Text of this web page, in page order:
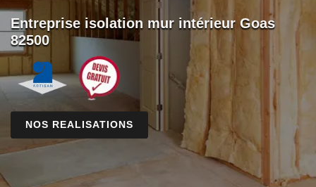
Entreprise isolation mur intérieur Goas
82500
NOS REALISATIONS